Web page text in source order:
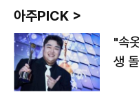
아주PICK >
"속
생